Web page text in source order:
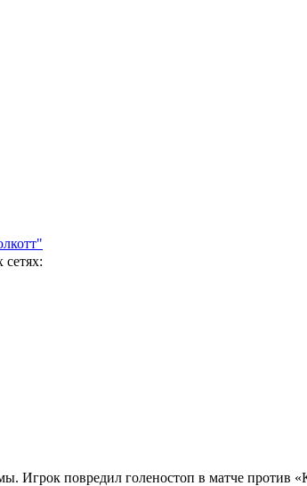
Игрок повредил голеностоп в матче против